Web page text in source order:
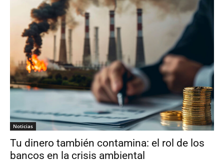
Noticias
Tu dinero también contamina: el rol de los
bancos en la crisis ambiental